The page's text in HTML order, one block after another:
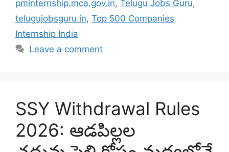
pminternship.mca.gov.in, Telugu Jobs Guru,
telugujobsguru.in, Top 500 Companies
Internship India
Leave a comment
SSY Withdrawal Rules
2026: ఆడపిల్లల